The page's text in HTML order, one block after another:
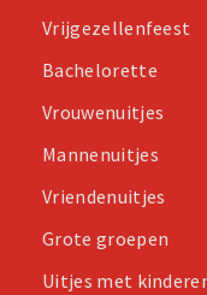
Vrijgezellenfeest
Bachelorette
Vrouwenuitjes
Mannenuitjes
Vriendenuitjes
Grote groepen
Uitjes met